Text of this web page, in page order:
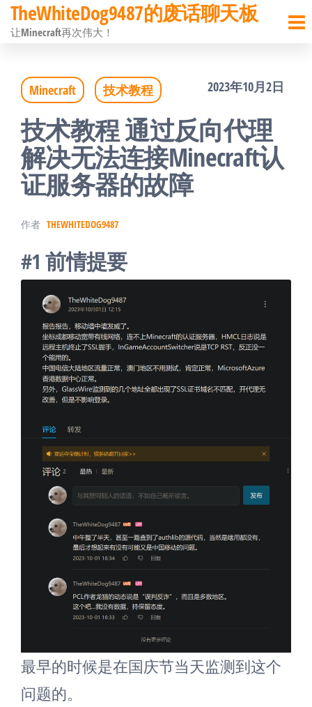
前
往
TheWhiteDog9487的废话聊天板
让Minecraft再次伟大！
Minecraft 技术教程 2023年10月2日
技术教程 通过反向代理
解决无法连接Minecraft认
证服务器的故障
作者 THEWHITEDOG9487
#1 前情提要
最早的时候是在国庆节当天监测到这个
问题的。